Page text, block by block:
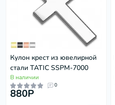
Кулон крест из ювелирной
стали TATIC SSPM-7000
В наличии
0
880P